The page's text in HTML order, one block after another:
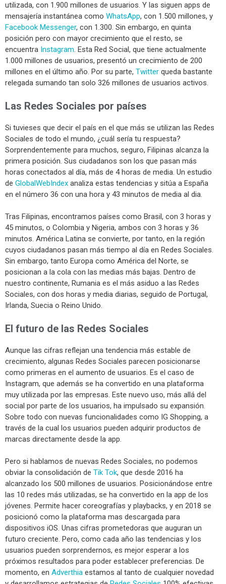
utilizada, con 1.900 millones de usuarios. Y las siguen apps de
mensajería instantánea como WhatsApp, con 1.500 millones, y
Facebook Messenger, con 1.300. Sin embargo, en quinta
posición pero con mayor crecimiento que el resto, se
encuentra Instagram. Esta Red Social, que tiene actualmente
1.000 millones de usuarios, presentó un crecimiento de 200
millones en el último año. Por su parte, Twitter queda bastante
relegada sumando tan solo 326 millones de usuarios activos.
Las Redes Sociales por países
Si tuvieses que decir el país en el que más se utilizan las Redes
Sociales de todo el mundo, ¿cuál sería tu respuesta?
Sorprendentemente para muchos, seguro, Filipinas alcanza la
primera posición. Sus ciudadanos son los que pasan más
horas conectados al día, más de 4 horas de media. Un estudio
de GlobalWebIndex analiza estas tendencias y sitúa a España
en el número 36 con una hora y 43 minutos de media al dia.
Tras Filipinas, encontramos países como Brasil, con 3 horas y
45 minutos, o Colombia y Nigeria, ambos con 3 horas y 36
minutos. América Latina se convierte, por tanto, en la región
cuyos ciudadanos pasan más tiempo al día en Redes Sociales.
Sin embargo, tanto Europa como América del Norte, se
posicionan a la cola con las medias más bajas. Dentro de
nuestro continente, Rumania es el más asiduo a las Redes
Sociales, con dos horas y media diarias, seguido de Portugal,
Irlanda, Suecia o Reino Unido.
El futuro de las Redes Sociales
Aunque las cifras reflejan una tendencia más estable de
crecimiento, algunas Redes Sociales parecen posicionarse
como primeras en el aumento de usuarios. Es el caso de
Instagram, que además se ha convertido en una plataforma
muy utilizada por las empresas. Este nuevo uso, más allá del
social por parte de los usuarios, ha impulsado su expansión.
Sobre todo con nuevas funcionalidades como IG Shopping, a
través de la cual los usuarios pueden adquirir productos de
marcas directamente desde la app.
Pero si hablamos de nuevas Redes Sociales, no podemos
obviar la consolidación de Tik Tok, que desde 2016 ha
alcanzado los 500 millones de usuarios. Posicionándose entre
las 10 redes más utilizadas, se ha convertido en la app de los
jóvenes. Permite hacer coreografías y playbacks, y en 2018 se
posicionó como la plataforma mas descargada para
dispositivos iOS. Unas cifras prometedoras que auguran un
futuro creciente. Pero, como cada año las tendencias y los
usuarios pueden sorprendernos, es mejor esperar a los
próximos resultados para poder establecer preferencias. De
momento, en Adverthia estamos al tanto de cualquier novedad